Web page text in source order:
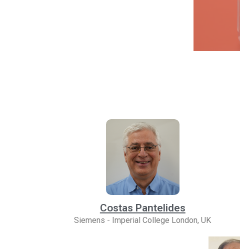
Costas Pantelides
Siemens - Imperial College London, UK